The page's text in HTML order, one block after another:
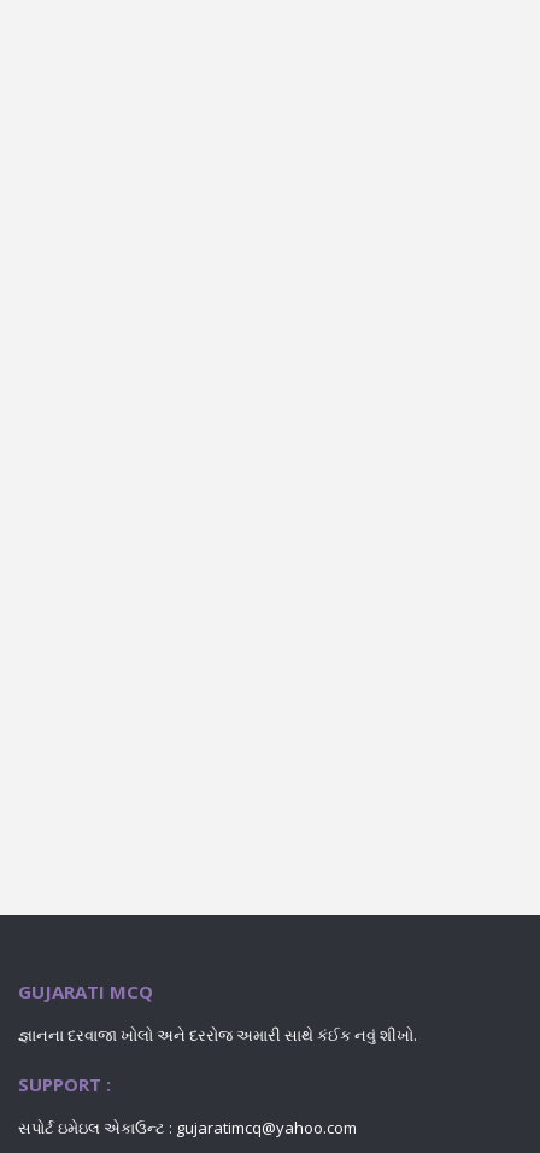
GUJARATI MCQ
જ્ઞાનના દરવાજા ખોલો અને દરરોજ અમારી સાથે કંઈક નવું શીખો.
SUPPORT :
સપોર્ટ ઇમેઇલ એકાઉન્ટ : gujaratimcq@yahoo.com